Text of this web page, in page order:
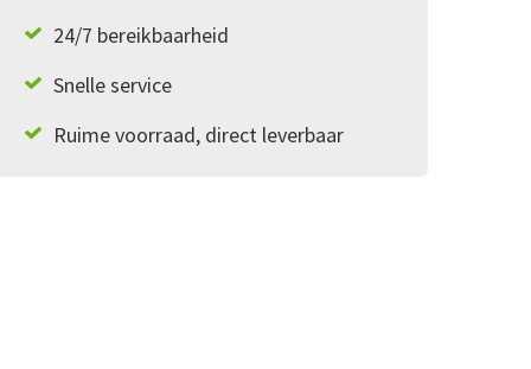
24/7 bereikbaarheid
Snelle service
Ruime voorraad, direct leverbaar